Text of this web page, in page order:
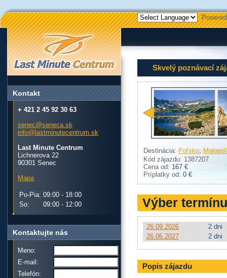
Skvelý poznávací
Destinácia: Poľsko,
Kód zájazdu: 1387207
Cena od: 167 €
Príplatky od: 0 €
Výber termínu
26.09.2026
2 dni
26.06.2027
2 dni
Popis zájazdu
Kontakt
+ 421 2 45 92 30 63
senec@seneca.sk
info@lastminutecentrum.sk
Last Minute Centrum
Lichnerova 22
90301 Senec
Mapa
Po-Pia: 09:00 - 18:00
So:
09:00 - 12:00
Kontaktujte nás
Meno:
E-mail:
Telefón: